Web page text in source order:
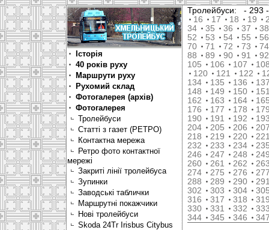
Історія
40 років руху
Маршрути руху
Рухомий склад
Фотогалерея (архів)
Фотогалерея
Тролейбуси
Статті з газет (РЕТРО)
Контактна мережа
Ретро фото контактної
мережі
Закриті лінії тролейбуса
Зупинки
Заводські таблички
Маршрутні покажчики
Нові тролейбуси
Skoda 24Tr Irisbus Citybus
Тролейбуси:
-
16
17 18 19
34
35 36 37
38
52
53 54 55
56
70
71 72 73
74
88
89 90 91
92
105
106 107
120
121 122
134
135 136
148
149 150
162
163 164
176
177 178
190
191 192
204
205 206
218
219 220
232
233 234
246
247 248
260
261 262
274
275 276
288
289 290
302
303 304
316
317 318
330
331 332
344
345 346